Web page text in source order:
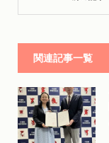
関連記事一覧